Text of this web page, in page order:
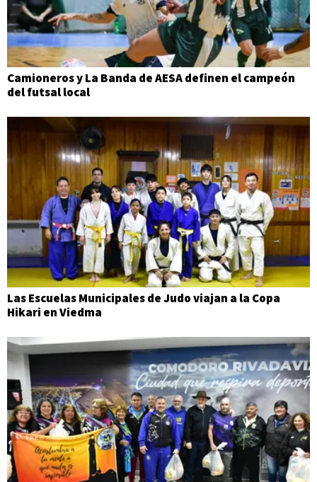
Camioneros y La Banda de AESA definen el campeón
del futsal local
Las Escuelas Municipales de Judo viajan a la Copa
Hikari en Viedma